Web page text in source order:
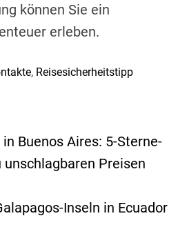
können Sie ein
erleben.
, Reisesicherheitstipp
Buenos Aires: 5-Sterne-
Preisen
Inseln in Ecuador